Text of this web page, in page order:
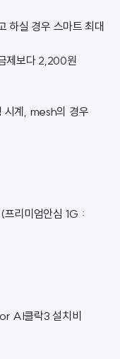
하실 경우 스마트 최대
제보다 2,200원
시계, mesh의 경우
리미엄안심 1G :
AI클락3 설치비